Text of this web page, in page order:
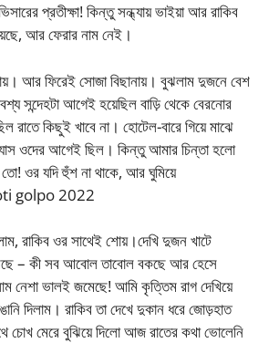
প্রতীক্ষা! কিন্তু সন্ধ্যায় ভাইয়া আর রাকিব
আর ফেরার নাম নেই।
আর ফিরেই সোজা বিছানায়। বুঝলাম দুজনে বেশ
সন্দেহটা আগেই হয়েছিল বাড়ি থেকে বেরনোর
রাতে কিছুই খাবে না। হোটেল-বারে গিয়ে মাঝে
ওদের আগেই ছিল। কিন্তু আমার চিন্তা হলো
তো! ওর যদি হুঁশ না থাকে, আর ঘুমিয়ে
golpo 2022
রাকিব ওর সাথেই শোয়।দেখি দুজন খাটে
– কী সব আবোল তাবোল বকছে আর হেসে
নেশা ভালই জমেছে! আমি কৃত্তিম রাগ দেখিয়ে
দিলাম। রাকিব তা দেখে দুকান ধরে জোড়হাত
চোখ মেরে বুঝিয়ে দিলো আজ রাতের কথা ভোলেনি